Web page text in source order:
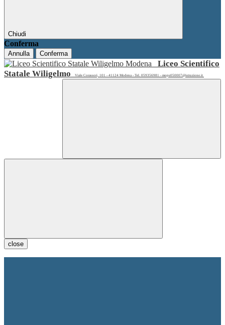
Chiudi
Conferma
Annulla Conferma
Liceo Scientifico
Statale Wiligelmo
Viale Corassori, 101 - 41124 Modena - Tel. 059356981 - mops050007@istruzione.it
close